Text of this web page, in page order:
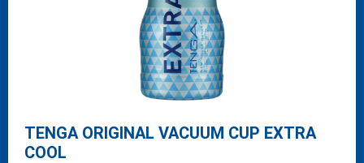
TENGA ORIGINAL VACUUM CUP EXTRA
COOL